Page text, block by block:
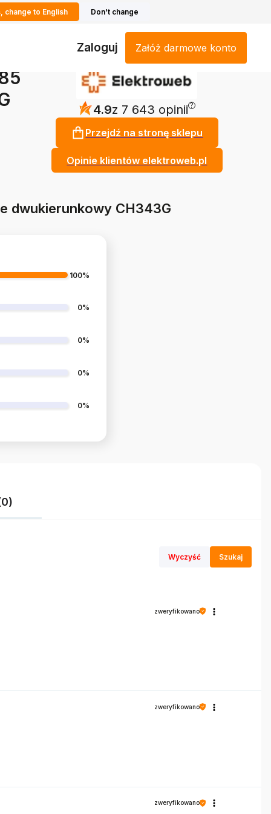
change to English Don't change
Zaloguj Załóż darmowe konto
4.9z 7 643 opinii ?
Przejdź na stronę sklepu
Opinie klientów elektroweb.pl
dwukierunkowy CH343G
100%
0%
0%
0%
0%
Wyczyść Szukaj
zweryfikowano
zweryfikowano
zweryfikowano